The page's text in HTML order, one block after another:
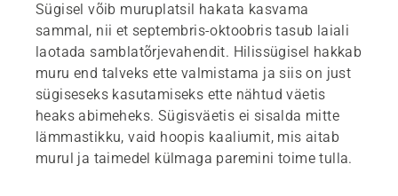
Sügisel võib muruplatsil hakata kasvama
sammal, nii et septembris-oktoobris tasub laiali
laotada samblatõrjevahendit. Hilissügisel hakkab
muru end talveks ette valmistama ja siis on just
sügiseseks kasutamiseks ette nähtud väetis
heaks abimeheks. Sügisväetis ei sisalda mitte
lämmastikku, vaid hoopis kaaliumit, mis aitab
murul ja taimedel külmaga paremini toime tulla.